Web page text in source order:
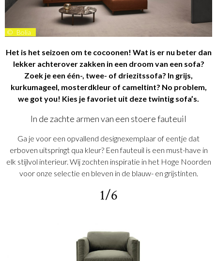
© Bolia
Het is het seizoen om te cocoonen! Wat is er nu beter dan
lekker achterover zakken in een droom van een sofa?
Zoek je een één-, twee- of driezitssofa? In grijs,
kurkumageel, mosterdkleur of cameltint? No problem,
we got you! Kies je favoriet uit deze twintig sofa’s.
In de zachte armen van een stoere fauteuil
Ga je voor een opvallend designexemplaar of eentje dat
erboven uitspringt qua kleur? Een fauteuil is een must-have in
elk stijlvol interieur. Wij zochten inspiratie in het Hoge Noorden
voor onze selectie en bleven in de blauw- en grijstinten.
1/6